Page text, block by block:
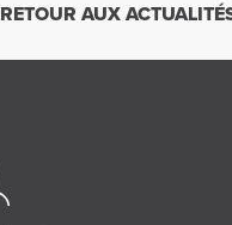
RETOUR AUX